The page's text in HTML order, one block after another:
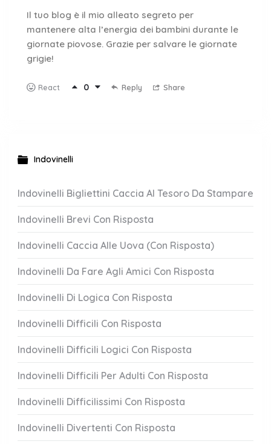
Il tuo blog è il mio alleato segreto per
mantenere alta l’energia dei bambini durante le
giornate piovose. Grazie per salvare le giornate
grigie!
React 0 Reply Share
Indovinelli
Indovinelli Bigliettini Caccia Al Tesoro Da Stampare
Indovinelli Brevi Con Risposta
Indovinelli Caccia Alle Uova (Con Risposta)
Indovinelli Da Fare Agli Amici Con Risposta
Indovinelli Di Logica Con Risposta
Indovinelli Difficili Con Risposta
Indovinelli Difficili Logici Con Risposta
Indovinelli Difficili Per Adulti Con Risposta
Indovinelli Difficilissimi Con Risposta
Indovinelli Divertenti Con Risposta